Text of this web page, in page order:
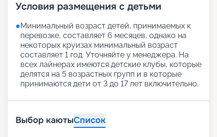
Условия размещения с детьми
●Минимальный возраст детей, принимаемых к
перевозке, составляет 6 месяцев, однако на
некоторых круизах минимальный возраст
составляет 1 год. Уточняйте у менеджера. На
всех лайнерах имеются детские клубы, которые
делятся на 5 возрастных групп и в которые
принимаются дети от 3 до 17 лет включительно.
Выбор каютыСписок